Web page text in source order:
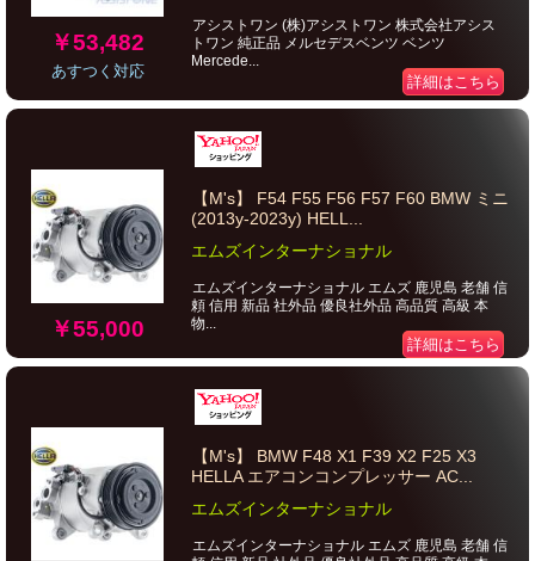
￥53,482
あすつく対応
アシストワン (株)アシストワン 株式会社アシス
トワン 純正品 メルセデスベンツ ベンツ
Mercede...
詳細はこちら
￥55,000
【M's】 F54 F55 F56 F57 F60 BMW ミニ
(2013y-2023y) HELL...
エムズインターナショナル
エムズインターナショナル エムズ 鹿児島 老舗 信
頼 信用 新品 社外品 優良社外品 高品質 高級 本
物...
詳細はこちら
【M's】 BMW F48 X1 F39 X2 F25 X3
HELLA エアコンコンプレッサー AC...
エムズインターナショナル
エムズインターナショナル エムズ 鹿児島 老舗 信